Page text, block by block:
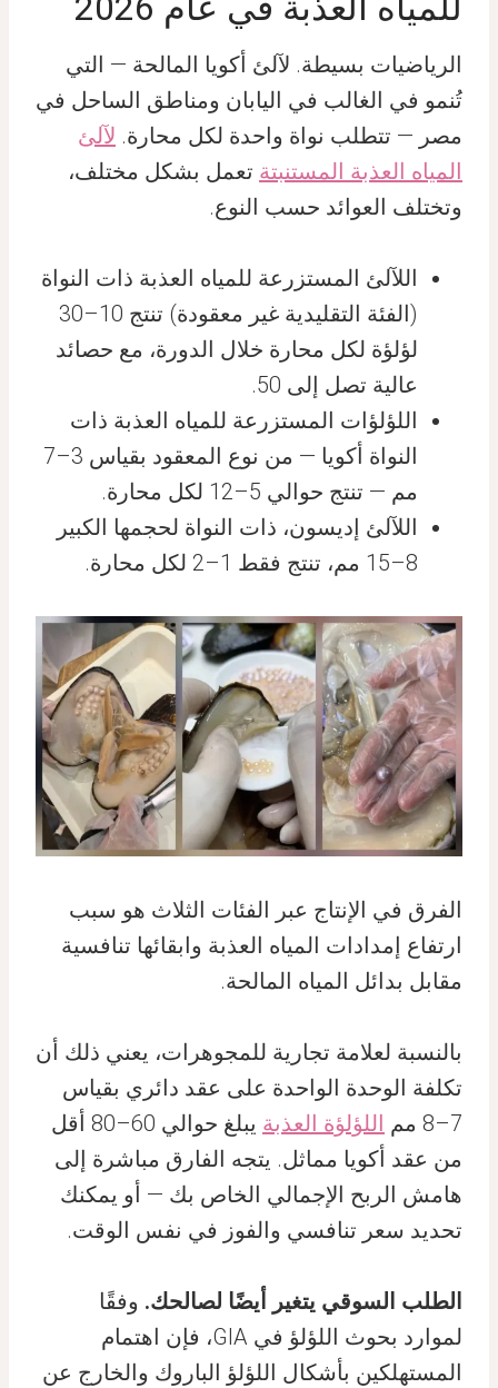
الرياضيات بسيطة. لآلئ أكويا المالحة — التي
تُنمو في الغالب في اليابان ومناطق الساحل في
مصر — تتطلب نواة واحدة لكل محارة. لآلئ
المياه العذبة المستنبتة تعمل بشكل مختلف،
وتختلف العوائد حسب النوع.
اللآلئ المستزرعة للمياه العذبة ذات النواة
(الفئة التقليدية غير معقودة) تنتج 10–30
لؤلؤة لكل محارة خلال الدورة، مع حصائد
عالية تصل إلى 50.
اللؤلؤات المستزرعة للمياه العذبة ذات
النواة أكويا — من نوع المعقود بقياس 3–7
مم — تنتج حوالي 5–12 لكل محارة.
اللآلئ إديسون، ذات النواة لحجمها الكبير
8–15 مم، تنتج فقط 1–2 لكل محارة.
الفرق في الإنتاج عبر الفئات الثلاث هو سبب
ارتفاع إمدادات المياه العذبة وابقائها تنافسية
مقابل بدائل المياه المالحة.
بالنسبة لعلامة تجارية للمجوهرات، يعني ذلك أن
تكلفة الوحدة الواحدة على عقد دائري بقياس
7–8 مم
اللؤلؤة العذبة
يبلغ حوالي 60–80 أقل
من عقد أكويا مماثل. يتجه الفارق مباشرة إلى
هامش الربح الإجمالي الخاص بك — أو يمكنك
تحديد سعر تنافسي والفوز في نفس الوقت.
الطلب السوقي يتغير أيضًا لصالحك. وفقًا
لموارد بحوث اللؤلؤ في GIA، فإن اهتمام
المستهلكين بأشكال اللؤلؤ الباروك والخارج عن